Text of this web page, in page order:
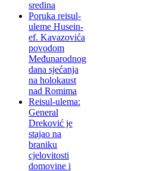
sredina
Poruka reisul-
uleme Husein-
ef. Kavazovića
povodom
Međunarodnog
dana sjećanja
na holokaust
nad Romima
Reisul-ulema:
General
Dreković je
stajao na
braniku
cjelovitosti
domovine i